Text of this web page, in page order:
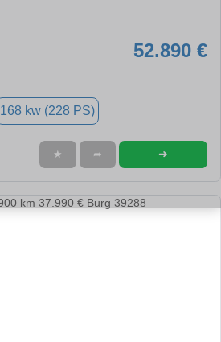
52.890 €
168 kw (228 PS)
★ ➦ ➜